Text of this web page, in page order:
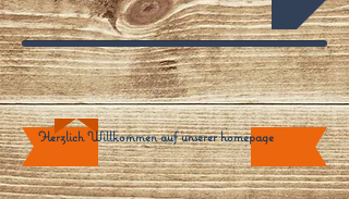
Herzlich Willkommen auf unserer homepage